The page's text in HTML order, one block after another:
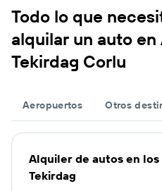
Todo lo que
alquilar un auto
Tekirdag Corlu
Aeropuertos Otros
Alquiler de autos en
Tekirdag